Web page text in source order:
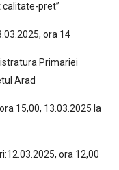
calitate-pret”
ora 14
Primariei
Arad
15,00, 13.03.2025 la
ora 12,00